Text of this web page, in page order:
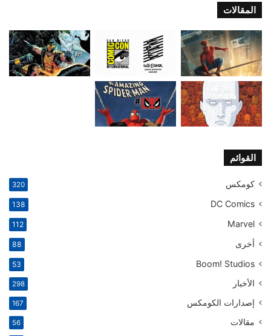
المقالات
القوائم
كومكس 320
DC Comics
138
Marvel
112
أخرى 88
Boom! Studios
53
الأخبار 298
إصدارات الكومكس 167
مقالات 56